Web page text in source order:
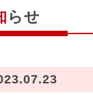
らせ